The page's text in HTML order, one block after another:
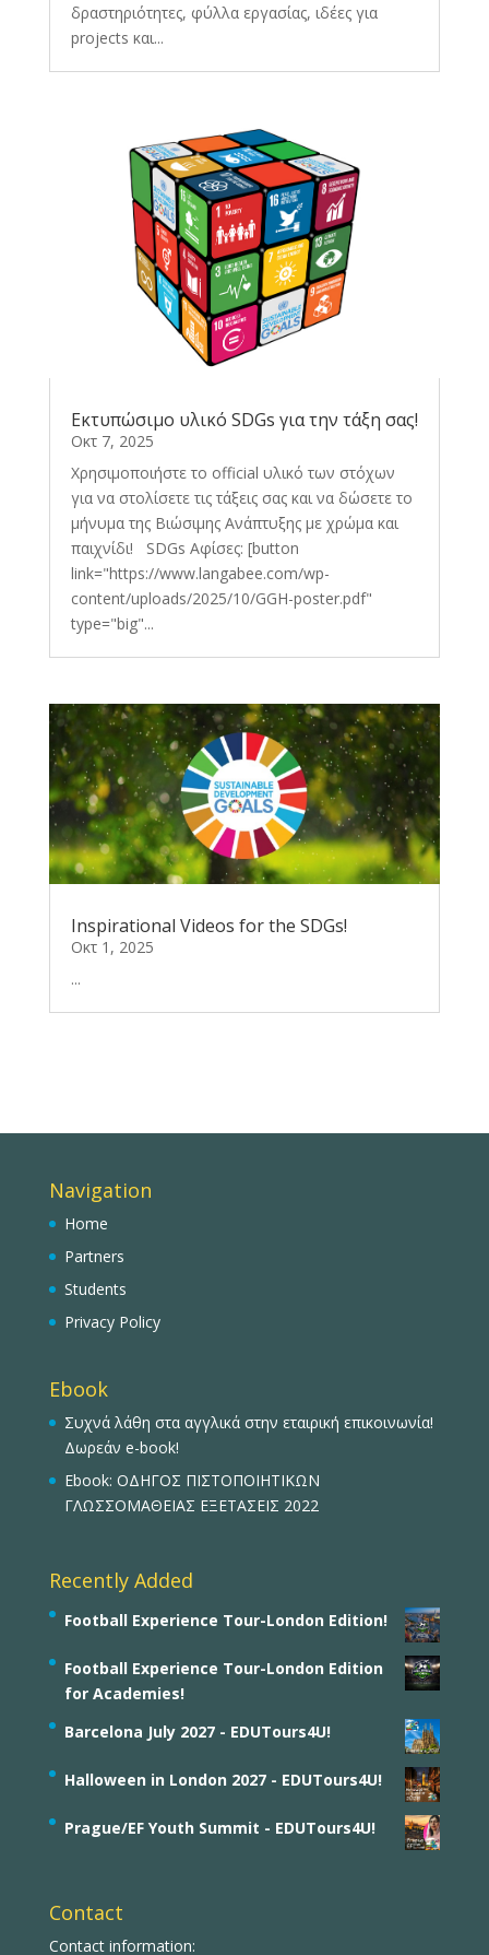
δραστηριότητες, φύλλα εργασίας, ιδέες για
projects και...
Εκτυπώσιμο υλικό SDGs για την τάξη σας!
Οκτ 7, 2025
Χρησιμοποιήστε το official υλικό των στόχων
για να στολίσετε τις τάξεις σας και να δώσετε το
μήνυμα της Βιώσιμης Ανάπτυξης με χρώμα και
παιχνίδι! SDGs Αφίσες: [button
link="https://www.langabee.com/wp-
content/uploads/2025/10/GGH-poster.pdf"
type="big"...
Inspirational Videos for the SDGs!
Οκτ 1, 2025
...
Navigation
Home
Partners
Students
Privacy Policy
Ebook
Συχνά λάθη στα αγγλικά στην εταιρική επικοινωνία!
Δωρεάν e-book!
Ebook: ΟΔΗΓΟΣ ΠΙΣΤΟΠΟΙΗΤΙΚΩΝ
ΓΛΩΣΣΟΜΑΘΕΙΑΣ ΕΞΕΤΑΣΕΙΣ 2022
Recently Added
Football Experience Tour-London Edition!
Football Experience Tour-London Edition
for Academies!
Barcelona July 2027 - EDUTours4U!
Halloween in London 2027 - EDUTours4U!
Prague/EF Youth Summit - EDUTours4U!
Contact
Contact information: